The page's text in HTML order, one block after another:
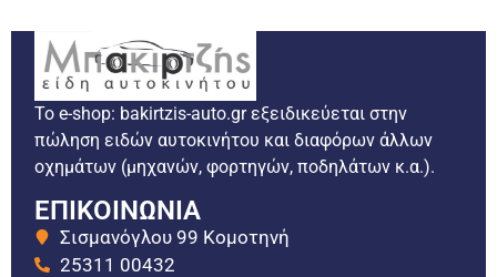
Το e-shop: bakirtzis-auto.gr εξειδικεύεται στην
πώληση ειδών αυτοκινήτου και διαφόρων άλλων
οχημάτων (μηχανών, φορτηγών, ποδηλάτων κ.α.).
ΕΠΙΚΟΙΝΩΝΙΑ
Σισμανόγλου 99 Κομοτηνή
25311 00432